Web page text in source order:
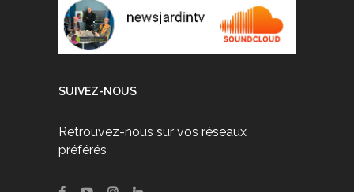
SUIVEZ-NOUS
Retrouvez-nous sur vos réseaux
préférés